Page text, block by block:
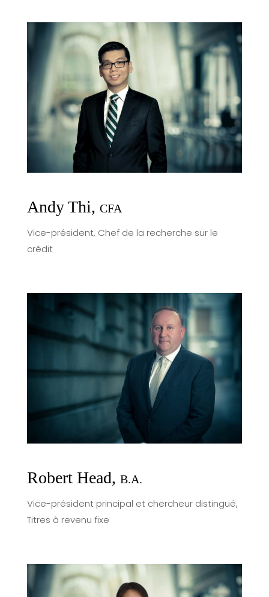
Andy Thi, CFA
Vice-président, Chef de la recherche sur le
crédit
Robert Head, B.A.
Vice-président principal et chercheur distingué,
Titres à revenu fixe